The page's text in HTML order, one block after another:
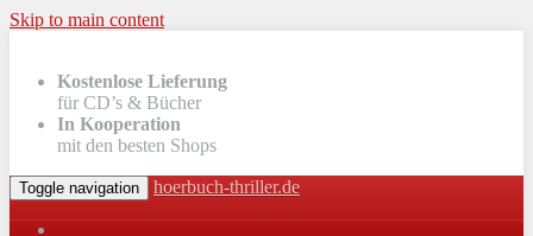
Skip to main content
Kostenlose Lieferung
für CD’s & Bücher
In Kooperation
mit den besten Shops
Toggle navigation hoerbuch-thriller.de